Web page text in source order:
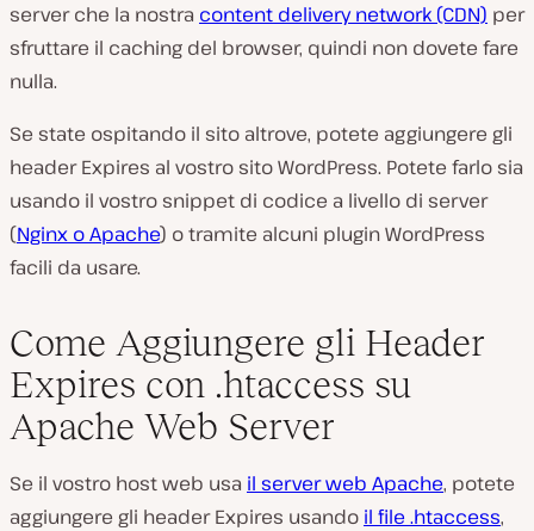
server che la nostra content delivery network (CDN) per
sfruttare il caching del browser, quindi non dovete fare
nulla.
Se state ospitando il sito altrove, potete aggiungere gli
header Expires al vostro sito WordPress. Potete farlo sia
usando il vostro snippet di codice a livello di server
(Nginx o Apache) o tramite alcuni plugin WordPress
facili da usare.
Come Aggiungere gli Header
Expires con .htaccess su
Apache Web Server
Se il vostro host web usa il server web Apache, potete
aggiungere gli header Expires usando il file .htaccess,